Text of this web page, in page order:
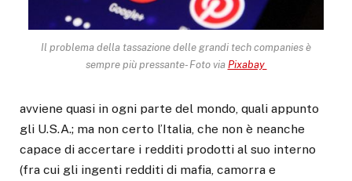
Il problema della tassazione delle grandi tech companies è
sempre più pressante- Foto via Pixabay
avviene quasi in ogni parte del mondo, quali appunto
gli U.S.A.; ma non certo l’Italia, che non è neanche
capace di accertare i redditi prodotti al suo interno
(fra cui gli ingenti redditi di mafia, camorra e